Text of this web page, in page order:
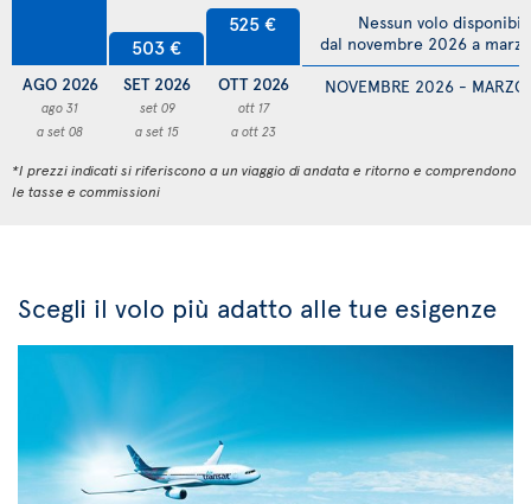
AGO 2026
ago 31
a set 08
503 €
SET 2026
set 09
a set 15
525 €
OTT 2026
ott 17
a ott 23
NOVEMBRE 2026 -
Nessun volo
dal novembre 2026 a
*I prezzi indicati si riferiscono a un viaggio di andata e ritorno e comprendono
le tasse e commissioni
Scegli il volo più adatto alle tue esigenze